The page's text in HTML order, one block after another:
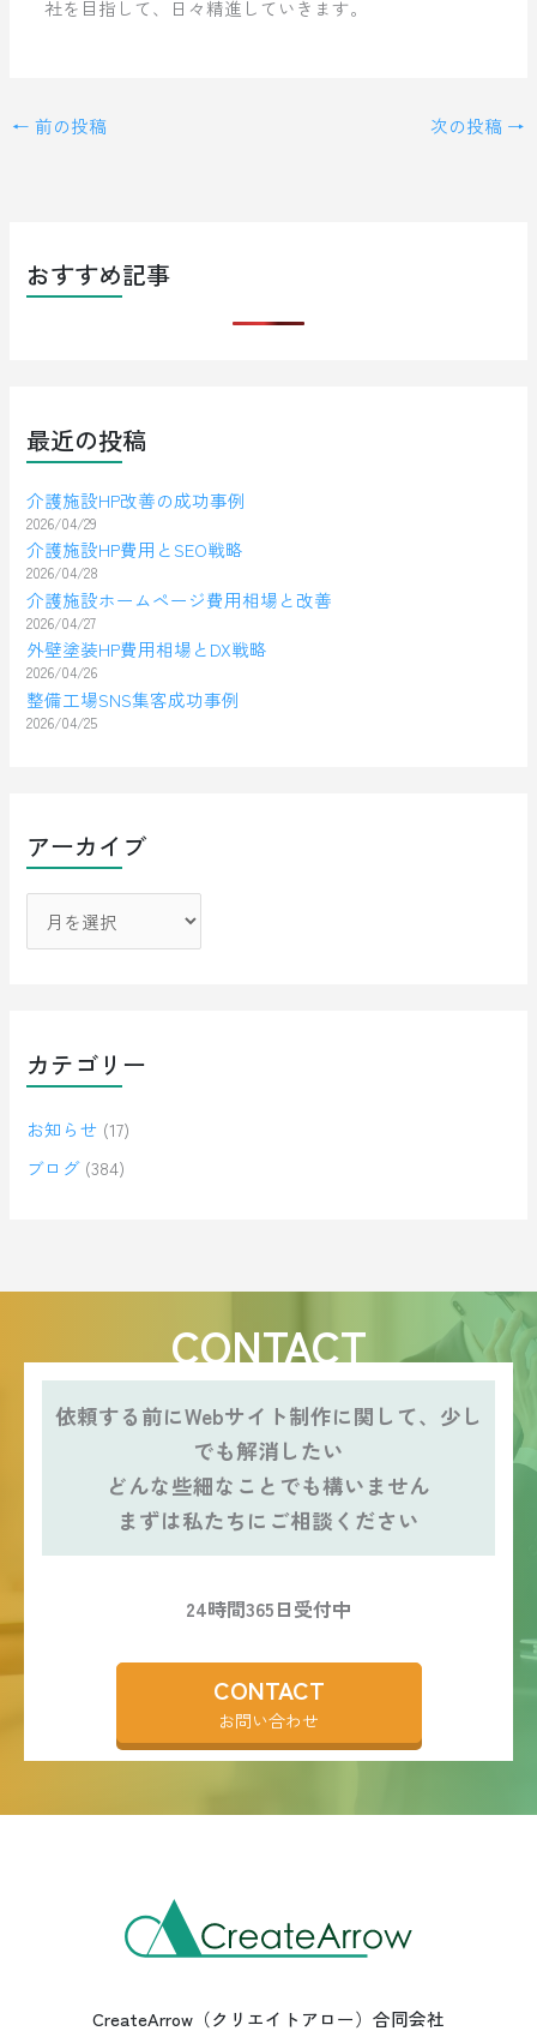
社を目指して、日々精進していきます。
← 前の投稿 次の投稿 →
おすすめ記事
最近の投稿
介護施設HP改善の成功事例
2026/04/29
介護施設HP費用とSEO戦略
2026/04/28
介護施設ホームページ費用相場と改善
2026/04/27
外壁塗装HP費用相場とDX戦略
2026/04/26
整備工場SNS集客成功事例
2026/04/25
アーカイブ
カテゴリー
お知らせ (17)
ブログ (384)
CONTACT
依頼する前にWebサイト制作に関して、少し
でも解消したい
どんな些細なことでも構いません
まずは私たちにご相談ください
24時間365日受付中
CONTACT
お問い合わせ
CreateArrow（クリエイトアロー）合同会社